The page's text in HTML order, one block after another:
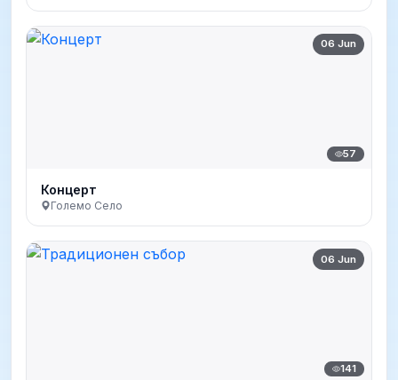
06 Jun
57
Концерт
Големо Село
06 Jun
141